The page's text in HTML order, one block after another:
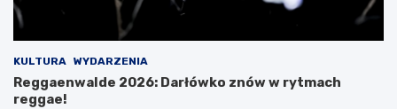
KULTURA WYDARZENIA
Reggaenwalde 2026: Darłówko znów w rytmach
reggae!